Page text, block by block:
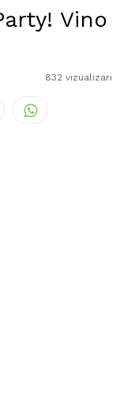
Vino
832 vizualizari